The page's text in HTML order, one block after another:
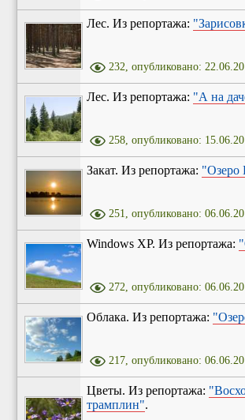
Лес. Из репортажа:
232, опубликовано:
Лес. Из репортажа: "А на
258, опубликовано:
Закат. Из репортажа: "Озеро
251, опубликовано:
Windows XP. Из репортажа:
272, опубликовано:
Облака. Из репортажа:
217, опубликовано:
Цветы. Из репортажа:
трамплин".